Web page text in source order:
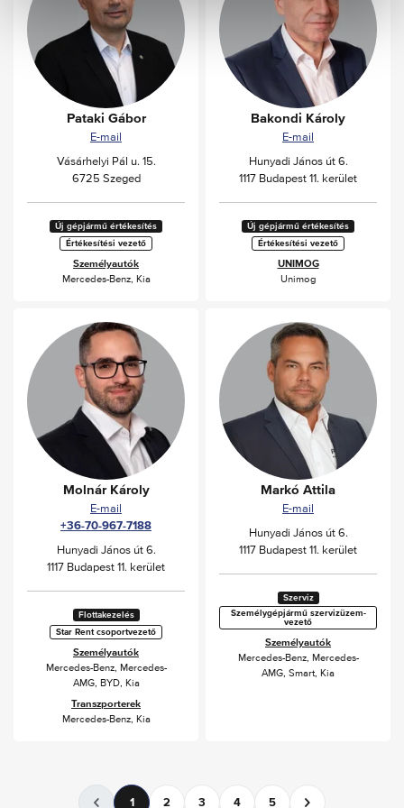
Pataki Gábor
E-mail
Vásárhelyi Pál u. 15.
6725 Szeged
Új gépjármű értékesítés
Értékesítési vezető
Személyautók
Mercedes-Benz, Kia
Bakondi Károly
E-mail
Hunyadi János út 6.
1117 Budapest 11. kerület
Új gépjármű értékesítés
Értékesítési vezető
UNIMOG
Unimog
Molnár Károly
E-mail
+36-70-967-7188
Hunyadi János út 6.
1117 Budapest 11. kerület
Flottakezelés
Star Rent csoportvezető
Személyautók
Mercedes-Benz, Mercedes-
AMG, BYD, Kia
Transzporterek
Mercedes-Benz, Kia
Markó Attila
E-mail
Hunyadi János út 6.
1117 Budapest 11. kerület
Szerviz
Személygépjármű szervizüzem-
vezető
Személyautók
Mercedes-Benz, Mercedes-
AMG, Smart, Kia
1 2 3 4 5